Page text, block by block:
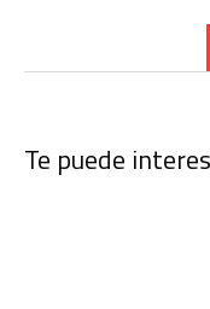
Te puede